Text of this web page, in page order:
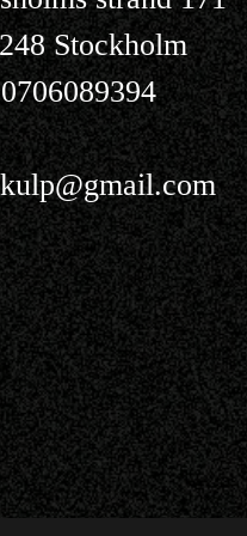
Stockholm
0706089394